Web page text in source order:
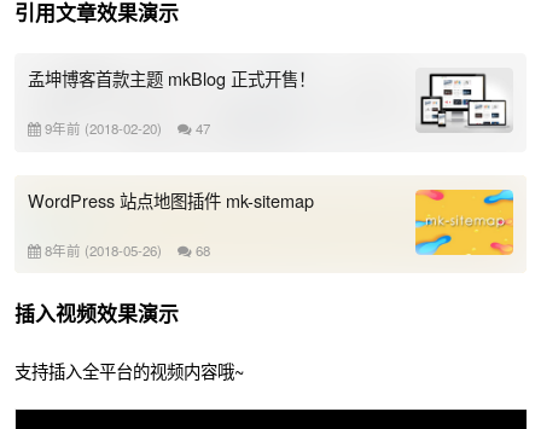
引用文章效果演示
孟坤博客首款主题 mkBlog 正式开售！
9年前 (2018-02-20) 47
WordPress 站点地图插件 mk-sitemap
8年前 (2018-05-26) 68
插入视频效果演示
支持插入全平台的视频内容哦~